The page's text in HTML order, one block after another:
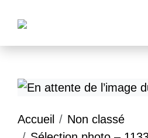
Accueil
Non classé